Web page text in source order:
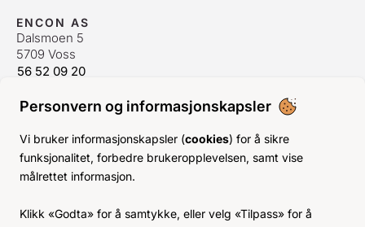
Personvern og informasjonskapsler
Vi bruker informasjonskapsler (cookies) for å sikre
funksjonalitet, forbedre brukeropplevelsen, samt vise
målrettet informasjon.
Klikk «Godta» for å samtykke, eller velg «Tilpass» for å
ENCON AS
Dalsmoen 5
5709 Voss
56 52 09 20
ÅPNINGSTIDER ORDREKONTOR
Man-Fre:08–16
Lør-Søn: Stengt
Helligdager: Stengt
KJØPSVILKÅR